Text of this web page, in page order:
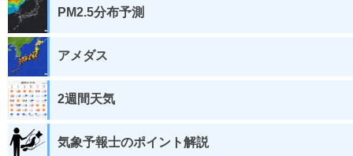
PM2.5分布予測
アメダス
2週間天気
気象予報士のポイント解説